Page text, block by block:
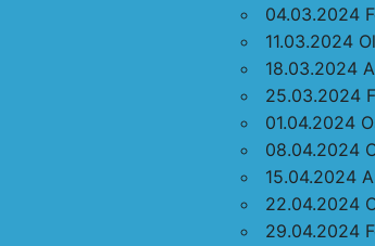
04.03.2024
11.03.2024
18.03.2024
25.03.2024
01.04.2024
08.04.2024
15.04.2024
22.04.2024
29.04.2024